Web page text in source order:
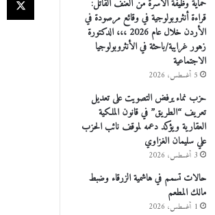
حماية وظيفة الأسرة من العنف القاتل:
قراءة أنثروبولوجية في وقائع مرصودة في
الأردن خلال عام 2026 ،،، الدكتورة
زهور غرايبة/باحثة في الأنثروبولوجيا
الاجتماعية
5 أغسطس، 2026
حزب نماء يرفض التصويت على تعديل
تعريف “الطريق” في قانون الملكية
العقارية ويؤكد دعمه لموقف نائب الحزب
علي سليمان الغزاوي
3 أغسطس، 2026
حالات تسمم في هاشمية الزرقاء وضبط
مالك المطعم
1 أغسطس، 2026